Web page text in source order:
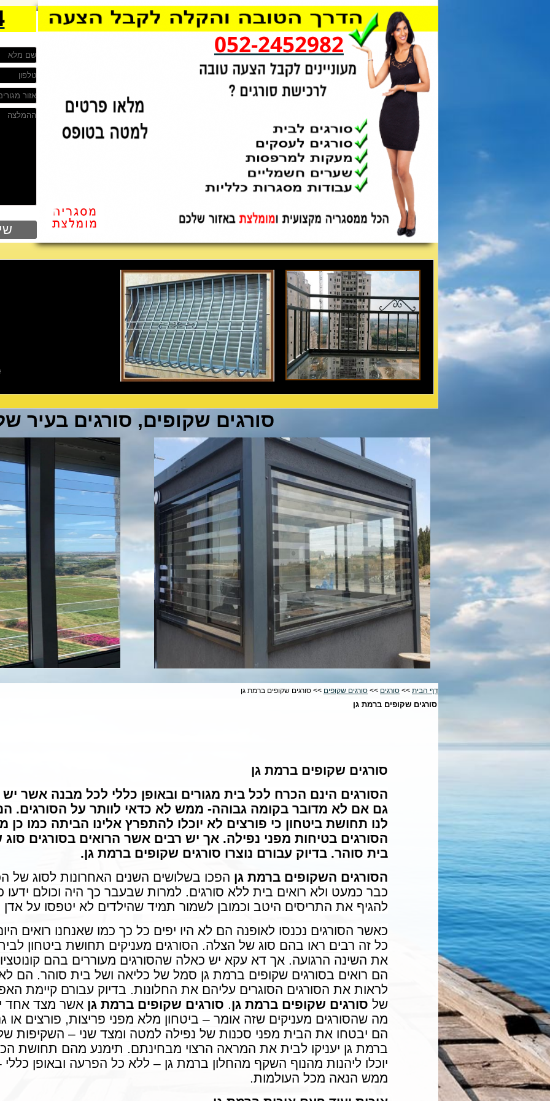
052-2452982
סורגים שקופים, סורגים בעיר
דף הבית >> סורגים >> סורגים שקופים >> סורגים שקופים ברמת גן
סורגים שקופים ברמת גן
סורגים שקופים ברמת גן
הסורגים הינם הכרח לכל בית מגורים ובאופן כללי לכל מבנה אשר יש
גם אם לא מדובר בקומה גבוהה- ממש לא כדאי לוותר על הסורגים.
לנו תחושת ביטחון כי פורצים לא יוכלו להתפרץ אלינו הביתה כמו כן
הסורגים בטיחות מפני נפילה. אך יש רבים אשר הרואים בסורגים
בית סוהר. בדיוק עבורם נוצרו סורגים שקופים ברמת גן.
הסורגים השקופים ברמת גן הפכו בשלושים השנים האחרונות לסוג של
כבר כמעט ולא רואים בית ללא סורגים. למרות שבעבר כך היה וכולם ידעו
להגיף את התריסים היטב וכמובן לשמור תמיד שהילדים לא יטפסו על אדן
כאשר הסורגים נכנסו לאופנה הם לא היו יפים כל כך כמו שאנחנו רואים
כל זה רבים ראו בהם סוג של הצלה. הסורגים מעניקים תחושת ביטחון
את השינה הרגועה. אך דא עקא יש כאלה שהסורגים מעוררים בהם
הם רואים בסורגים שקופים ברמת גן סמל של כליאה ושל בית סוהר. הם
לראות את הסורגים הסוגרים עליהם את החלונות. בדיוק עבורם קיימת
של סורגים שקופים ברמת גן. סורגים שקופים ברמת גן אשר מצד אחד
מה שהסורגים מעניקים שזה אומר – ביטחון מלא מפני פריצות, פורצים או
הם יבטחו את הבית מפני סכנות של נפילה למטה ומצד שני – השקיפות
ברמת גן יעניקו לבית את המראה הרצוי מבחינתם. תימנע מהם תחושת
יוכלו ליהנות מהנוף השקף מהחלון ברמת גן – ללא כל הפרעה ובאופן כללי
ממש הנאה מכל העולמות.